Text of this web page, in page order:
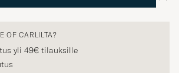
OF CARLILTA?
yli 49€ tilauksille